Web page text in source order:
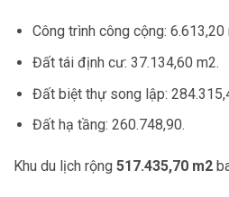
Công trình công cộng: 6.613,20
Đất tái định cư: 37.134,60 m2.
Đất biệt thự song lập:
Đất hạ tầng: 260.748,90.
Khu du lịch rộng 517.435,70 m2